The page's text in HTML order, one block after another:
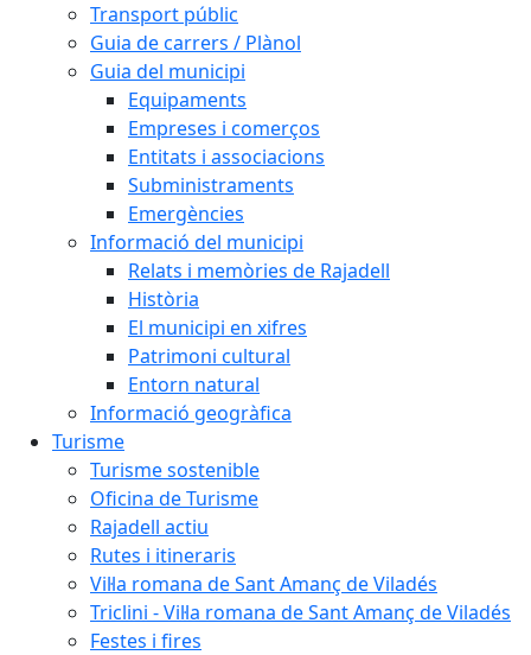
Transport públic
Guia de carrers / Plànol
Guia del municipi
Equipaments
Empreses i comerços
Entitats i associacions
Subministraments
Emergències
Informació del municipi
Relats i memòries de Rajadell
Història
El municipi en xifres
Patrimoni cultural
Entorn natural
Informació geogràfica
Turisme
Turisme sostenible
Oficina de Turisme
Rajadell actiu
Rutes i itineraris
Vil·la romana de Sant Amanç de Viladés
Triclini - Vil·la romana de Sant Amanç de Viladés
Festes i fires